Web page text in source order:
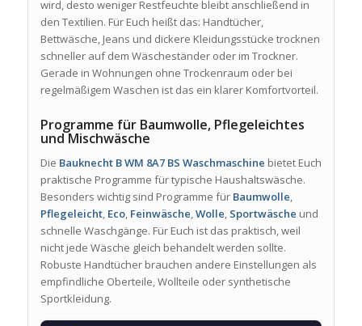
wird, desto weniger Restfeuchte bleibt anschließend in
den Textilien. Für Euch heißt das: Handtücher,
Bettwäsche, Jeans und dickere Kleidungsstücke trocknen
schneller auf dem Wäscheständer oder im Trockner.
Gerade in Wohnungen ohne Trockenraum oder bei
regelmäßigem Waschen ist das ein klarer Komfortvorteil.
Programme für Baumwolle, Pflegeleichtes
und Mischwäsche
Die Bauknecht B WM 8A7 BS Waschmaschine bietet Euch
praktische Programme für typische Haushaltswäsche.
Besonders wichtig sind Programme für Baumwolle,
Pflegeleicht, Eco, Feinwäsche,Wolle, Sportwäsche und
schnelle Waschgänge. Für Euch ist das praktisch, weil
nicht jede Wäsche gleich behandelt werden sollte.
Robuste Handtücher brauchen andere Einstellungen als
empfindliche Oberteile, Wollteile oder synthetische
Sportkleidung.